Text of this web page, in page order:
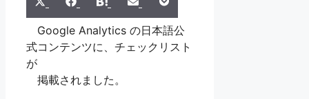
on
(Twitter)
on
on
on
on
Google Analytics の日本語公
式コンテンツに、チェックリスト
が
掲載されました。